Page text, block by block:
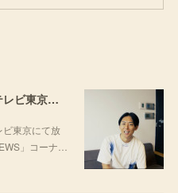
【TV出演情報】7月31日（金）テレビ東京「流派-R since2001」
東京にて放
」コーナ…